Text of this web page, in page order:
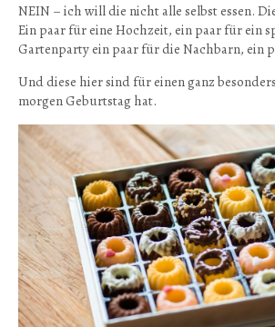
NEIN – ich will die nicht alle selbst essen.
Ein paar für eine Hochzeit, ein paar für ein
Gartenparty ein paar für die Nachbarn, ein
Und diese hier sind für einen ganz
morgen Geburtstag hat.